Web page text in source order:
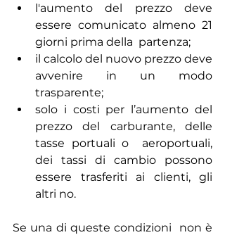
l'aumento del prezzo deve
essere comunicato almeno 21
giorni prima della  partenza;
il calcolo del nuovo prezzo deve
avvenire in un modo
trasparente;
solo i costi per l’aumento del
prezzo del carburante, delle
tasse portuali o  aeroportuali,
dei tassi di cambio possono
essere trasferiti ai clienti, gli
altri no.
Se una di queste condizioni  non è